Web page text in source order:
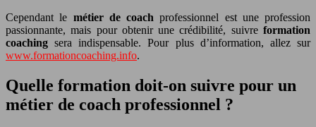
Cependant le métier de coach professionnel est une profession
passionnante, mais pour obtenir une crédibilité, suivre formation
coachingsera indispensable. Pour plus d’information, allez sur
www.formationcoaching.info.
Quelle formation doit-on suivre pour un
métier de coach professionnel ?